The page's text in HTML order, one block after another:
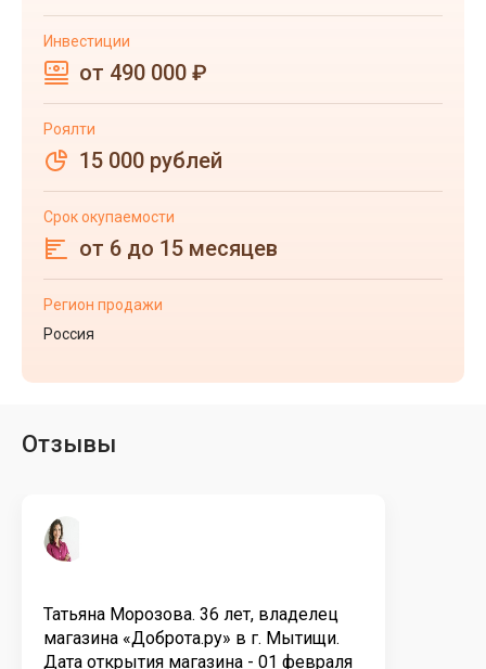
Инвестиции
от 490 000 ₽
Роялти
15 000 рублей
Срок окупаемости
от 6 до 15 месяцев
Регион продажи
Россия
Отзывы
Татьяна Морозова. 36 лет, владелец
магазина «Доброта.ру» в г. Мытищи.
Дата открытия магазина - 01 февраля